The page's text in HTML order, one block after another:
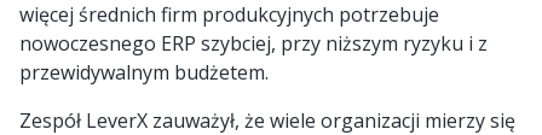
więcej średnich firm produkcyjnych potrzebuje
nowoczesnego ERP szybciej, przy niższym ryzyku i z
przewidywalnym budżetem.
Zespół LeverX zauważył, że wiele organizacji mierzy się